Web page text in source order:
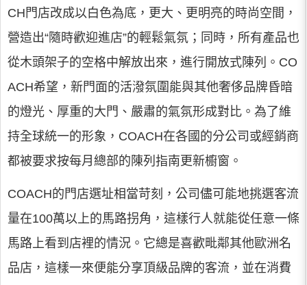
CH門店改成以白色為底，更大、更明亮的時尚空間，
營造出“隨時歡迎進店”的輕鬆氣氛；同時，所有產品也
從木頭架子的空格中解放出來，進行開放式陳列。CO
ACH希望，新門面的活潑氛圍能與其他奢侈品牌昏暗
的燈光、厚重的大門、嚴肅的氣氛形成對比。為了維
持全球統一的形象，COACH在各國的分公司或經銷商
都被要求按每月總部的陳列指南更新櫥窗。
COACH的門店選址相當苛刻，公司儘可能地挑選客流
量在100萬以上的馬路拐角，這樣行人就能從任意一條
馬路上看到店裡的情況。它總是喜歡毗鄰其他歐洲名
品店，這樣一來便能分享頂級品牌的客流，並在消費